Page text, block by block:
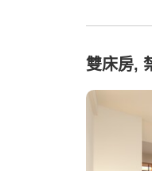
雙床房,